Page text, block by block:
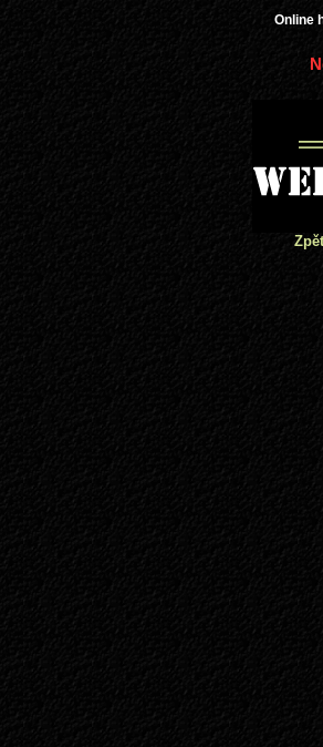
Online